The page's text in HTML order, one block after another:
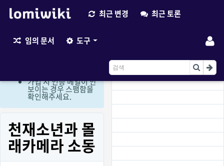
최근 변경 최근 토론
임의 문서 도구
현재 로그인 회원만 편
집이 가능한 상태입니
가입 시 인증 메일이 안
보이는 경우 스팸함을
확인해주세요.
천재소년과 몰
래카메라 소동